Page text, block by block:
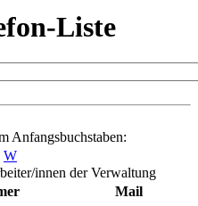
Liste
Anfangsbuchstaben:
W
innen der Verwaltung
Mail